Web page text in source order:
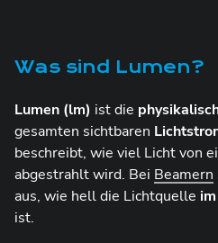
Was sind Lumen?
Lumen (lm) ist die
gesamten sichtbaren
beschreibt, wie viel Licht von
abgestrahlt wird. Bei Beamern
aus, wie hell die Lichtquelle
ist.